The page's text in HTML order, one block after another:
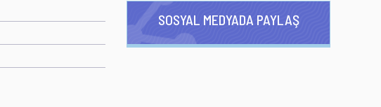
SOSYAL MEDYADA PAYLAŞ